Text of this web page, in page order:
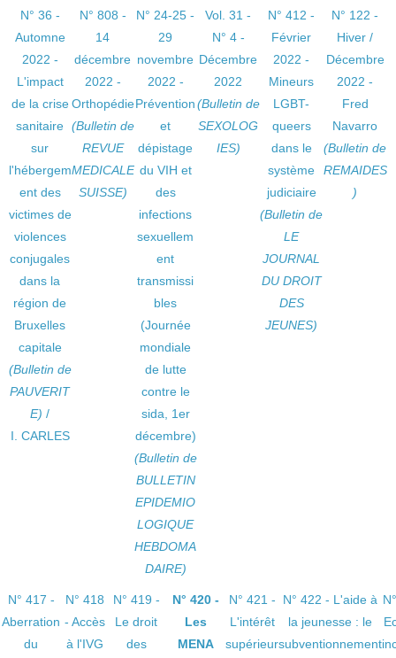
N° 36 -
Automne
2022 -
L'impact
de la crise
sanitaire
sur
l'hébergem
ent des
victimes de
violences
conjugales
dans la
région de
Bruxelles
capitale
(Bulletin de
PAUVERIT
E) /
I. CARLES
N° 808 -
14
décembre
2022 -
Orthopédie
(Bulletin de
REVUE
MEDICALE
SUISSE)
N° 24-25 -
29
novembre
2022 -
Prévention
et
dépistage
du VIH et
des
infections
sexuellem
ent
transmissi
bles
(Journée
mondiale
de lutte
contre le
sida, 1er
décembre)
(Bulletin de
BULLETIN
EPIDEMIO
LOGIQUE
HEBDOMA
DAIRE)
Vol. 31 -
N° 4 -
Décembre
2022
(Bulletin de
SEXOLOG
IES)
N° 412 -
Février
2022 -
Mineurs
LGBT-
queers
dans le
système
judiciaire
(Bulletin de
LE
JOURNAL
DU DROIT
DES
JEUNES)
N° 122 -
Hiver /
Décembre
2022 -
Fred
Navarro
(Bulletin de
REMAIDES
)
N° 417 -
Aberration
du
N° 418
- Accès
à l'IVG
N° 419 -
Le droit
des
N° 420 -
Les
MENA
N° 421 -
L'intérêt
supérieur
N° 422 - L'aide à
la jeunesse : le
subventionnement